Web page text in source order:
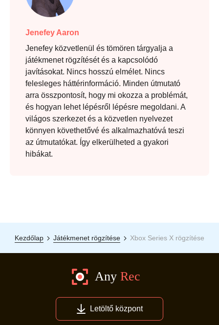
Jenefey Aaron
Jenefey közvetlenül és tömören tárgyalja a
játékmenet rögzítését és a kapcsolódó
javításokat. Nincs hosszú elmélet. Nincs
felesleges háttérinformáció. Minden útmutató
arra összpontosít, hogy mi okozza a problémát,
és hogyan lehet lépésről lépésre megoldani. A
világos szerkezet és a közvetlen nyelvezet
könnyen követhetővé és alkalmazhatóvá teszi
az útmutatókat. Így elkerülheted a gyakori
hibákat.
Kezdőlap Játékmenet rögzítése Xbox Series X rögzítése
Letöltő központ